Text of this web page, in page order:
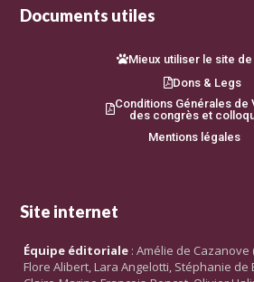
Documents utiles
Mieux utiliser le site de
Dons & Legs
Conditions Générales de
des congrès et
Mentions légales
Site internet
Équipe éditoriale : Amélie de
Flore Alibert, Lara Angelotti, Stéphanie de